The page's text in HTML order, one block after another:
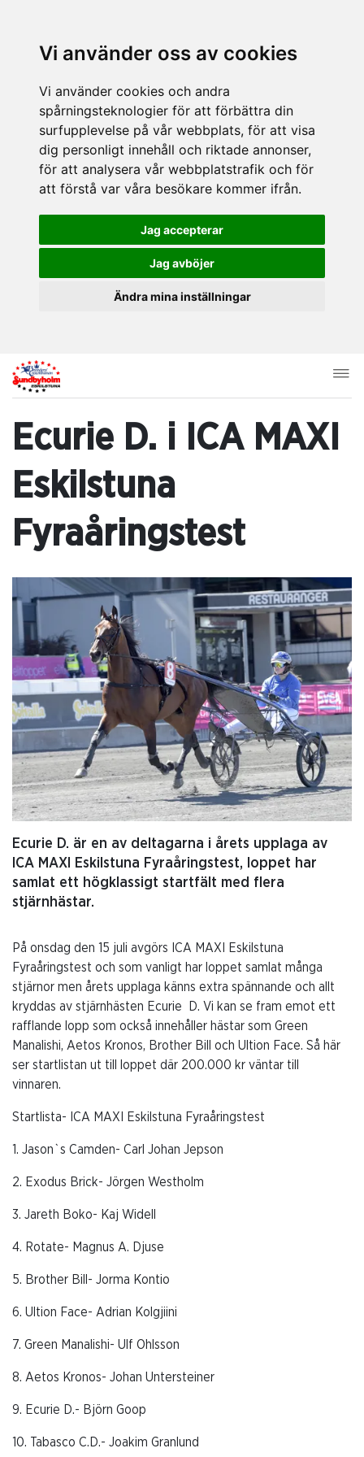
Vi använder oss av cookies
Vi använder cookies och andra
spårningsteknologier för att förbättra din
surfupplevelse på vår webbplats, för att visa
dig personligt innehåll och riktade annonser,
för att analysera vår webbplatstrafik och för
att förstå var våra besökare kommer ifrån.
Jag accepterar
Jag avböjer
Ändra mina inställningar
Ecurie D. i ICA MAXI
Eskilstuna
Fyraåringstest
Ecurie D. är en av deltagarna i årets upplaga av
ICA MAXI Eskilstuna Fyraåringstest, loppet har
samlat ett högklassigt startfält med flera
stjärnhästar.
På onsdag den 15 juli avgörs ICA MAXI Eskilstuna
Fyraåringstest och som vanligt har loppet samlat många
stjärnor men årets upplaga känns extra spännande och allt
kryddas av stjärnhästen Ecurie D. Vi kan se fram emot ett
rafflande lopp som också innehåller hästar som Green
Manalishi, Aetos Kronos, Brother Bill och Ultion Face. Så här
ser startlistan ut till loppet där 200.000 kr väntar till
vinnaren.
Startlista- ICA MAXI Eskilstuna Fyraåringstest
1. Jason`s Camden- Carl Johan Jepson
2. Exodus Brick- Jörgen Westholm
3. Jareth Boko- Kaj Widell
4. Rotate- Magnus A. Djuse
5. Brother Bill- Jorma Kontio
6. Ultion Face- Adrian Kolgjiini
7. Green Manalishi- Ulf Ohlsson
8. Aetos Kronos- Johan Untersteiner
9. Ecurie D.- Björn Goop
10. Tabasco C.D.- Joakim Granlund